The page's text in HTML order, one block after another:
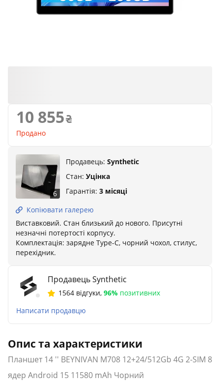
10 855
Продано
6
Продавець: Synthetic
Стан: Уцінка
Гарантія: 3 місяці
Копіювати галерею
Виставковий. Стан близький до нового. Присутні
незначні потертості корпусу.
Комплектація: зарядне Тype-C, чорний чохол, стилус,
перехідник.
Продавець Synthetic
1564 відгуки, 96% позитивних
Написати продавцю
Опис та характеристики
Планшет 14 '' BEYNIVAN M708 12+24/512Gb 4G 2-SIM 8
ядер Android 15 11580 mAh Чорний